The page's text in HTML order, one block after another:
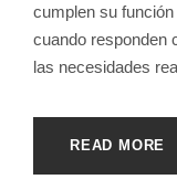
cumplen su
cuando responden
las necesidades
READ MORE